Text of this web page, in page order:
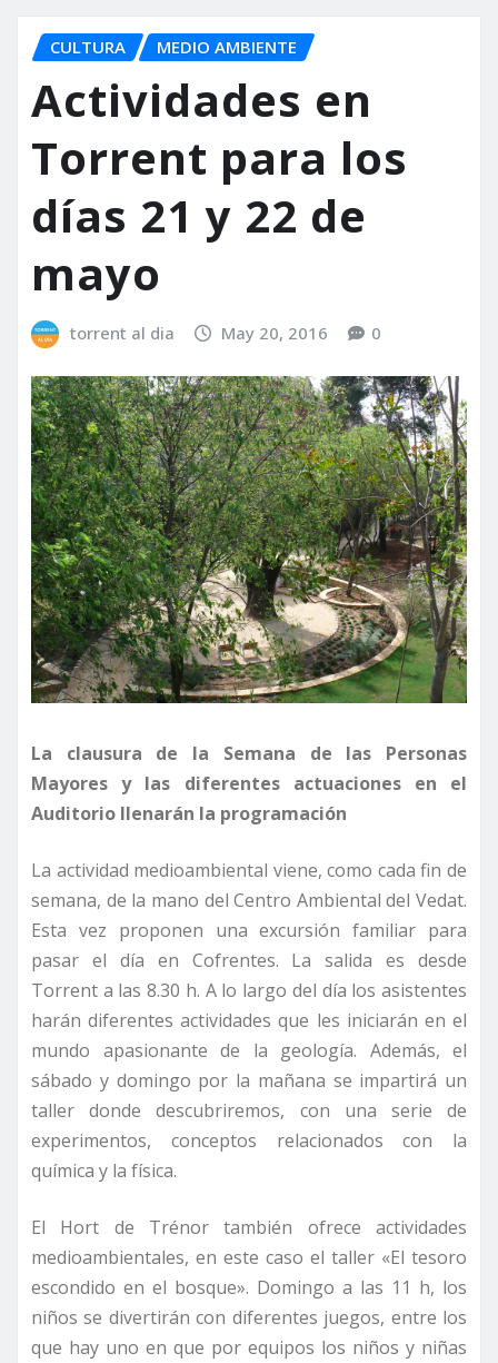
CULTURA MEDIO AMBIENTE
Actividades en
Torrent para los
días 21 y 22 de
mayo
torrent al dia May 20, 2016 0
La clausura de la Semana de las Personas
Mayores y las diferentes actuaciones en el
Auditorio llenarán la programación
La actividad medioambiental viene, como cada fin de
semana, de la mano del Centro Ambiental del Vedat.
Esta vez proponen una excursión familiar para
pasar el día en Cofrentes. La salida es desde
Torrent a las 8.30 h. A lo largo del día los asistentes
harán diferentes actividades que les iniciarán en el
mundo apasionante de la geología. Además, el
sábado y domingo por la mañana se impartirá un
taller donde descubriremos, con una serie de
experimentos, conceptos relacionados con la
química y la física.
El Hort de Trénor también ofrece actividades
medioambientales, en este caso el taller «El tesoro
escondido en el bosque». Domingo a las 11 h, los
niños se divertirán con diferentes juegos, entre los
que hay uno en que por equipos los niños y niñas